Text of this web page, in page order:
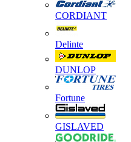
CORDIANT
Delinte
DUNLOP
Fortune
GISLAVED